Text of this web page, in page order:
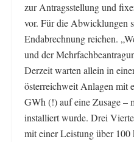
zur Antragsstellung und
vor. Für die Abwicklungen
Endabrechnung reichen.
und der
Derzeit warten allein in
österreichweit Anlagen mit
GWh (!) auf eine Zusage –
installiert wurde. Drei
mit einer Leistung über